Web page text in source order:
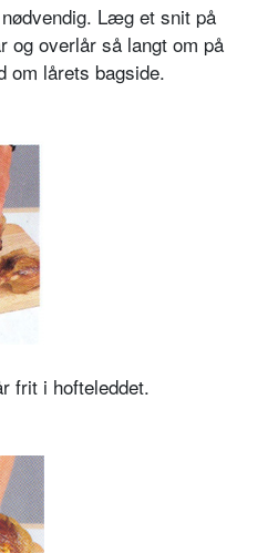
Læg et snit på
og overlår så langt om på
om lårets bagside.
frit i hofteleddet.